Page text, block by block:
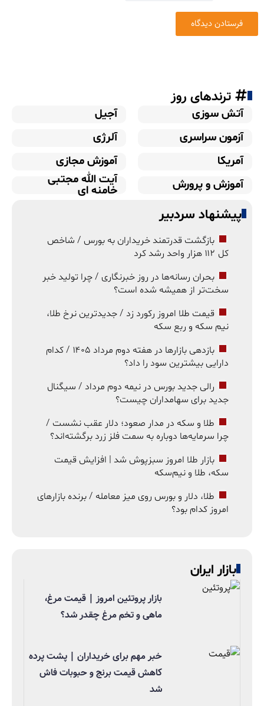
ترندهای روز
آتش سوزی
آجیل
آزمون سراسری
آلرژی
آمریکا
آموزش مجازی
آموزش و پرورش
آیت الله مجتبی
خامنه ای
پیشنهاد سردبیر
بازگشت قدرتمند خریداران به بورس / شاخص
کل ۱۱۲ هزار واحد رشد کرد
بحران رسانه‌ها در روز خبرنگاری / چرا تولید خبر
سخت‌تر از همیشه شده است؟
قیمت طلا امروز رکورد زد / جدیدترین نرخ طلا،
نیم سکه و ربع سکه
بازدهی بازارها در هفته دوم مرداد ۱۴۰۵ / کدام
دارایی بیشترین سود را داد؟
رالی جدید بورس در نیمه دوم مرداد / سیگنال
جدید برای سهامداران چیست؟
طلا و سکه در مدار صعود؛ دلار عقب نشست /
چرا سرمایه‌ها دوباره به سمت فلز زرد برگشته‌اند؟
بازار طلا امروز سبزپوش شد | افزایش قیمت
سکه، طلا و نیم‌سکه
طلا، دلار و بورس روی میز معامله / برنده بازارهای
امروز کدام بود؟
بازار ایران
بازار پروتئین امروز | قیمت مرغ،
ماهی و تخم مرغ چقدر شد؟
خبر مهم برای خریداران | پشت پرده
کاهش قیمت برنج و حبوبات فاش
شد